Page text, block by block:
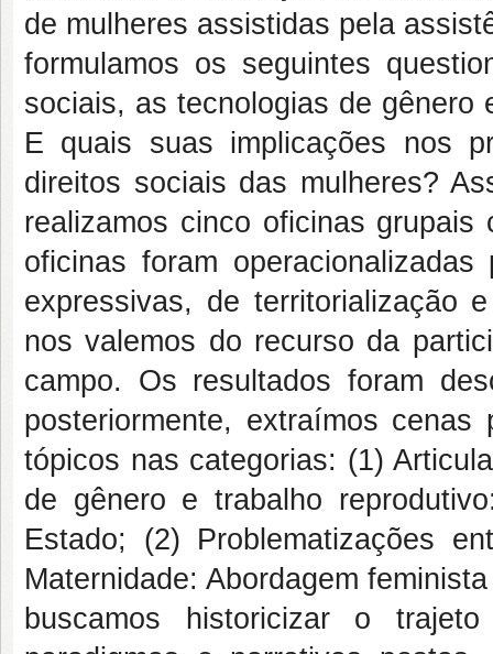
de mulheres assistidas pela
formulamos os seguintes
sociais, as tecnologias de
E quais suas implicações nos
direitos sociais das mulheres?
realizamos cinco oficinas
oficinas foram
expressivas, de territorialização
nos valemos do recurso da
campo. Os resultados foram
posteriormente, extraímos
tópicos nas categorias: (1)
de gênero e trabalho
Estado; (2) Problematizações
Maternidade: Abordagem
buscamos historicizar o